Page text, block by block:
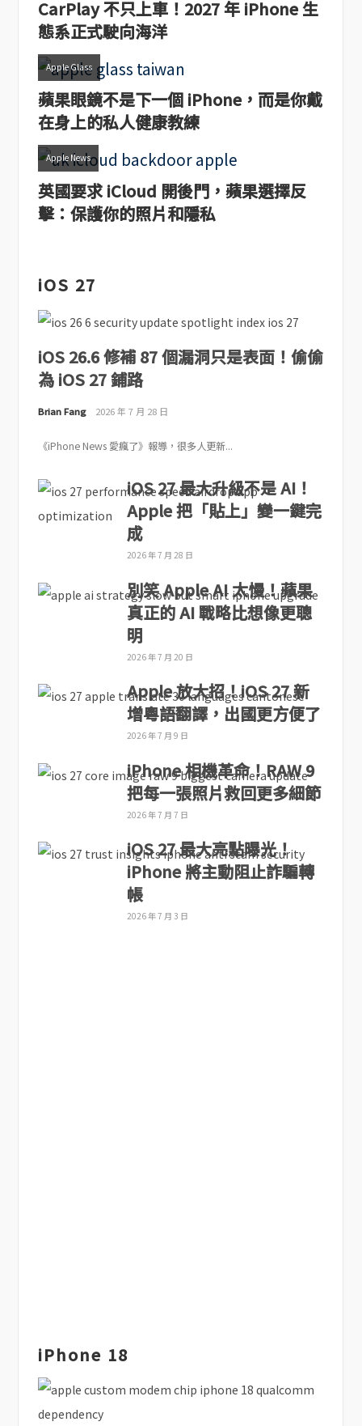
CarPlay 不只上車！2027 年 iPhone 生
態系正式駛向海洋
Apple Glass
蘋果眼鏡不是下一個 iPhone，而是你戴
在身上的私人健康教練
Apple News
英國要求 iCloud 開後門，蘋果選擇反
擊：保護你的照片和隱私
iOS 27
iOS 26.6 修補 87 個漏洞只是表面！偷偷
為 iOS 27 鋪路
Brian Fang 2026 年 7 月 28 日
《iPhone News 愛瘋了》報導，很多人更新...
iOS 27 最大升級不是 AI！
Apple 把「貼上」變一鍵完
成
2026 年 7 月 28 日
別笑 Apple AI 太慢！蘋果
真正的 AI 戰略比想像更聰
明
2026 年 7 月 20 日
Apple 放大招！iOS 27 新
增粵語翻譯，出國更方便了
2026 年 7 月 9 日
iPhone 相機革命！RAW 9
把每一張照片救回更多細節
2026 年 7 月 7 日
iOS 27 最大亮點曝光！
iPhone 將主動阻止詐騙轉
帳
2026 年 7 月 3 日
iPhone 18